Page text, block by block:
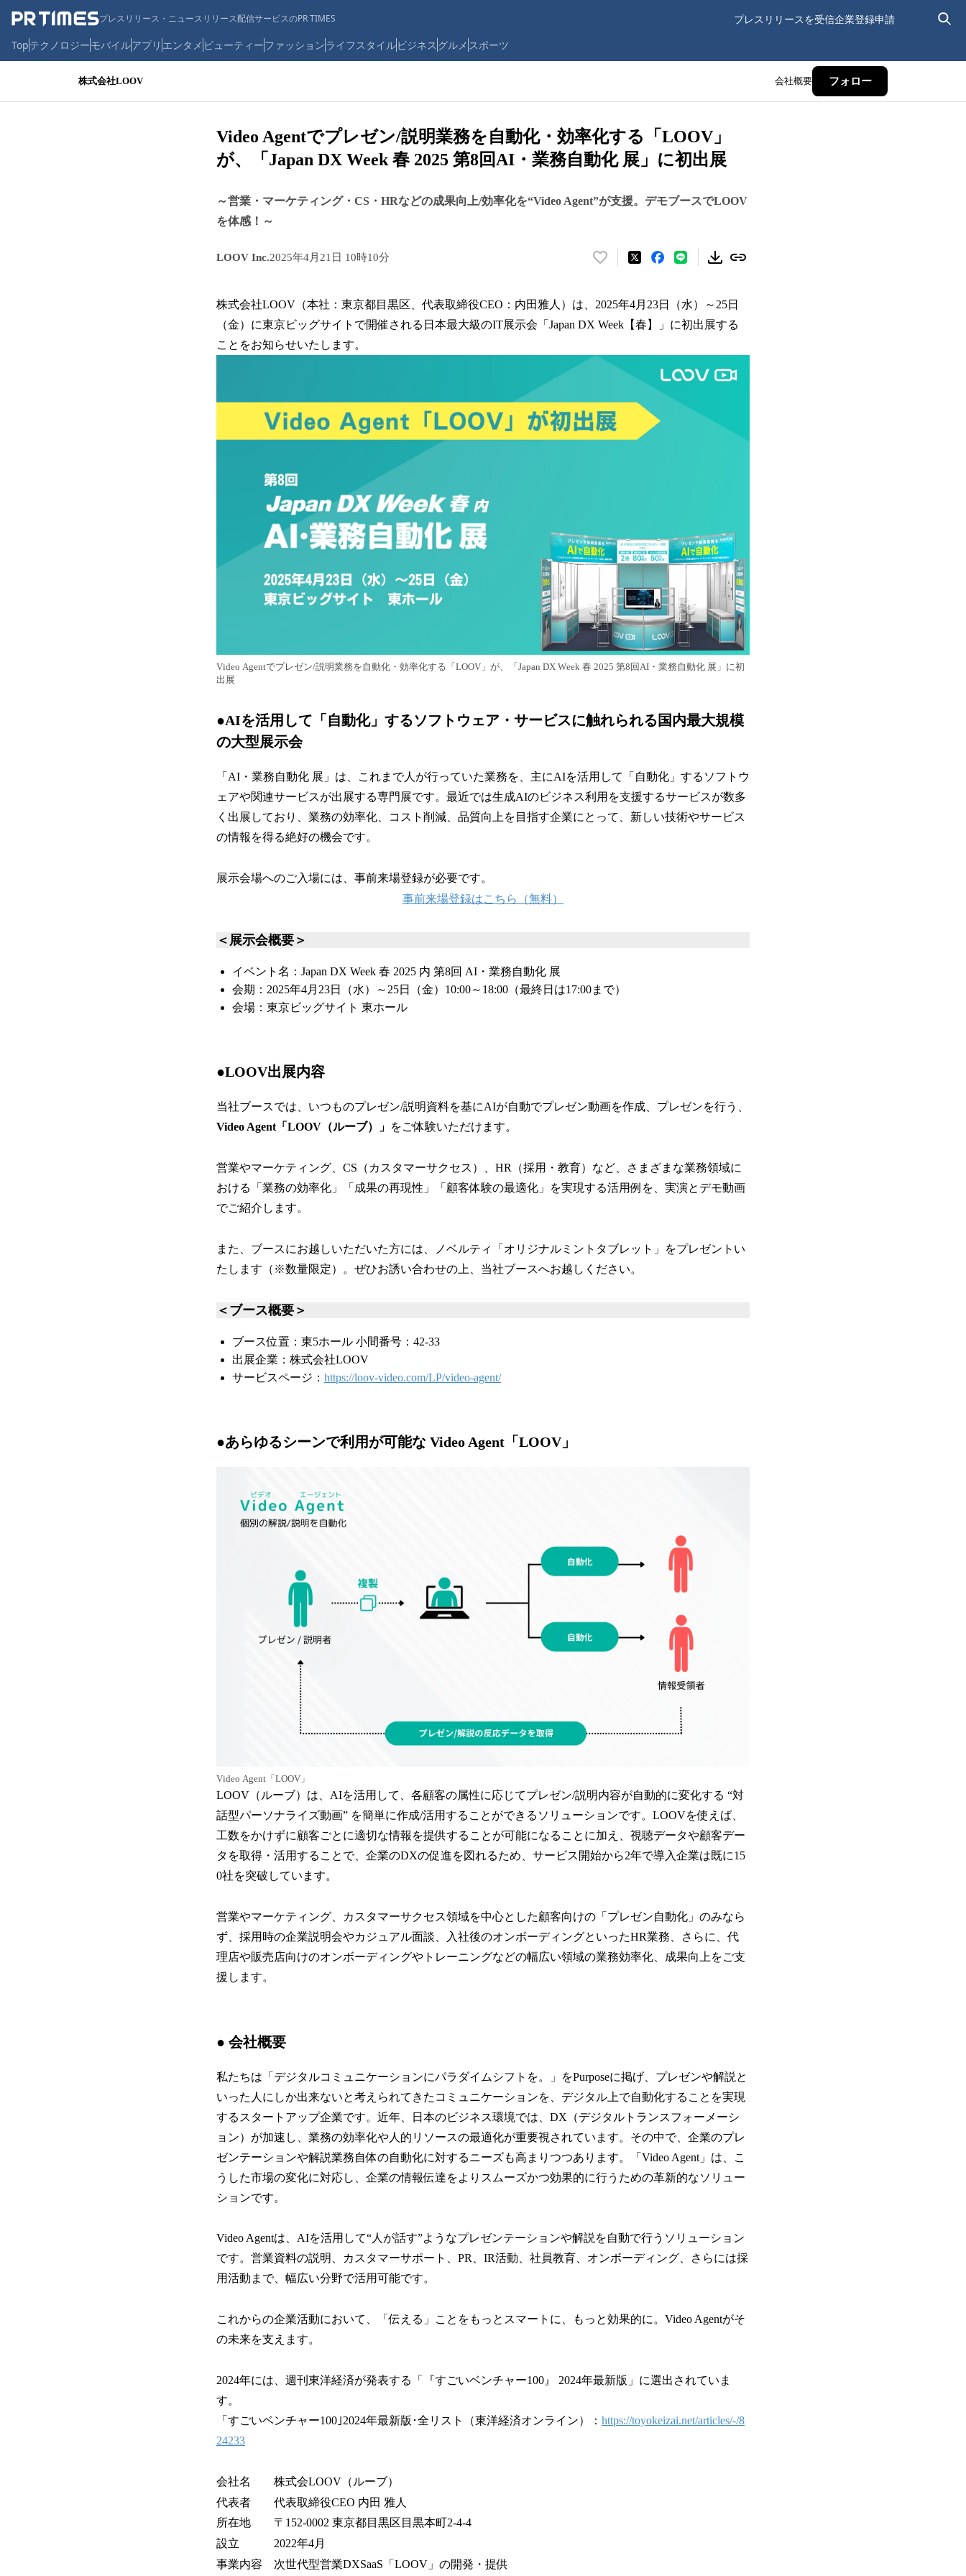
プレスリリース・ニュースリリース配信サービスのPR TIMES プレスリリースを受信企業登録申請
Topテクノロジーモバイルアプリ エンタメ ビューティーファッションライフスタイルビジネス グルメ スポーツ
株式会社LOOV 会社概要 フォロー
Video Agentでプレゼン/説明業務を自動化・効率化する「LOOV」
が、「Japan DX Week 春 2025 第8回AI・業務自動化 展」に初出展
～営業・マーケティング・CS・HRなどの成果向上/効率化を“Video Agent”が支援。デモブースでLOOV
を体感！～
LOOV Inc.2025年4月21日 10時10分
い
！
数
読
み
中
で
株式会社LOOV（本社：東京都目黒区、代表取締役CEO：内田雅人）は、2025年4月23日（水）～25日
（金）に東京ビッグサイトで開催される日本最大級のIT展示会「Japan DX Week【春】」に初出展する
ことをお知らせいたします。
Video Agentでプレゼン/説明業務を自動化・効率化する「LOOV」が、「Japan DX Week 春 2025 第8回AI・業務自動化 展」に初
出展
●AIを活用して「自動化」するソフトウェア・サービスに触れられる国内最大規模
の大型展示会
「AI・業務自動化 展」は、これまで人が行っていた業務を、主にAIを活用して「自動化」するソフトウ
ェアや関連サービスが出展する専門展です。最近では生成AIのビジネス利用を支援するサービスが数多
く出展しており、業務の効率化、コスト削減、品質向上を目指す企業にとって、新しい技術やサービス
の情報を得る絶好の機会です。
展示会場へのご入場には、事前来場登録が必要です。
事前来場登録はこちら（無料）
＜展示会概要＞
イベント名：Japan DX Week 春 2025 内 第8回 AI・業務自動化 展
会期：2025年4月23日（水）～25日（金）10:00～18:00（最終日は17:00まで）
会場：東京ビッグサイト 東ホール
●LOOV出展内容
当社ブースでは、いつものプレゼン/説明資料を基にAIが自動でプレゼン動画を作成、プレゼンを行う、
Video Agent「LOOV（ルーブ）」 をご体験いただけます。
営業やマーケティング、CS（カスタマーサクセス）、HR（採用・教育）など、さまざまな業務領域に
おける「業務の効率化」「成果の再現性」「顧客体験の最適化」を実現する活用例を、実演とデモ動画
でご紹介します。
また、ブースにお越しいただいた方には、ノベルティ「オリジナルミントタブレット」をプレゼントい
たします（※数量限定）。ぜひお誘い合わせの上、当社ブースへお越しください。
＜ブース概要＞
ブース位置：東5ホール 小間番号：42-33
出展企業：株式会社LOOV
サービスページ： https://loov-video.com/LP/video-agent/
●あらゆるシーンで利用が可能な Video Agent「LOOV」
Video Agent「LOOV」
LOOV（ルーブ）は、AIを活用して、各顧客の属性に応じてプレゼン/説明内容が自動的に変化する “対
話型パーソナライズ動画” を簡単に作成/活用することができるソリューションです。LOOVを使えば、
工数をかけずに顧客ごとに適切な情報を提供することが可能になることに加え、視聴データや顧客デー
タを取得・活用することで、企業のDXの促進を図れるため、サービス開始から2年で導入企業は既に15
0社を突破しています。
営業やマーケティング、カスタマーサクセス領域を中心とした顧客向けの「プレゼン自動化」のみなら
ず、採用時の企業説明会やカジュアル面談、入社後のオンボーディングといったHR業務、さらに、代
理店や販売店向けのオンボーディングやトレーニングなどの幅広い領域の業務効率化、成果向上をご支
援します。
● 会社概要
私たちは「デジタルコミュニケーションにパラダイムシフトを。」をPurposeに掲げ、プレゼンや解説と
いった人にしか出来ないと考えられてきたコミュニケーションを、デジタル上で自動化することを実現
するスタートアップ企業です。近年、日本のビジネス環境では、DX（デジタルトランスフォーメーシ
ョン）が加速し、業務の効率化や人的リソースの最適化が重要視されています。その中で、企業のプレ
ゼンテーションや解説業務自体の自動化に対するニーズも高まりつつあります。「Video Agent」は、こ
うした市場の変化に対応し、企業の情報伝達をよりスムーズかつ効果的に行うための革新的なソリュー
ションです。
Video Agentは、AIを活用して“人が話す”ようなプレゼンテーションや解説を自動で行うソリューション
です。営業資料の説明、カスタマーサポート、PR、IR活動、社員教育、オンボーディング、さらには採
用活動まで、幅広い分野で活用可能です。
これからの企業活動において、「伝える」ことをもっとスマートに、もっと効果的に。Video Agentがそ
の未来を支えます。
2024年には、週刊東洋経済が発表する「『すごいベンチャー100』 2024年最新版」に選出されていま
す。
「すごいベンチャー100｣2024年最新版･全リスト（東洋経済オンライン）： https://toyokeizai.net/articles/-/8
24233
会社名 株式会LOOV（ルーブ）
代表者 代表取締役CEO 内田 雅人
所在地 〒152-0002 東京都目黒区目黒本町2-4-4
設立 2022年4月
事業内容 次世代型営業DXSaaS「LOOV」の開発・提供